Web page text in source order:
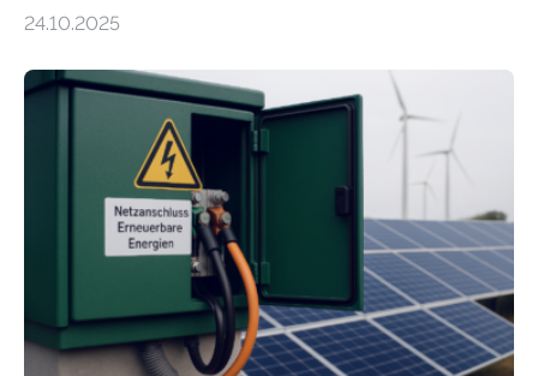
Forschungsprojekt „LAGER – Langzeitspeicherung in
Quartieren“ eingeworben. Ziel des Projekts ist die
Entwicklung, Erprobung und Demonstration von
Konzepten zur langfristigen Energiespeicherung in
sektorübergreifend vernetzten Energiesystemen. Das
Projekt startete am 15. Oktober 2025, hat eine Laufzeit
von drei Jahren und ein Gesamtvolumen von rund 2,9
Millionen Euro, wovon 2,6 Millionen Euro durch das
Ministerium für Umwelt, Klima und…
24.10.2025